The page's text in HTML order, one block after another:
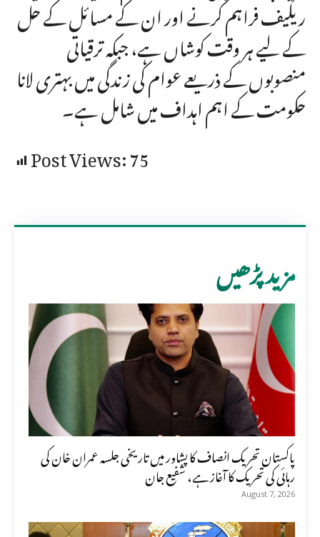
ریلیف فراہم کرنے اور ان کے مسائل کے حل
کے لیے ہر وقت کوشاں ہے، جبکہ ترقیاتی
منصوبوں کے ذریعے عوام کی زندگی میں بہتری لانا
حکومت کے اہم اہداف میں شامل ہے۔
Post Views:75
مزید پڑھیں
پاکستان تحریک انصاف کا پشاور میں تاریخی جلسہ عمران خان کی
رہائی کی تحریک کا آغاز ہے، شفیع جان
August 7, 2026